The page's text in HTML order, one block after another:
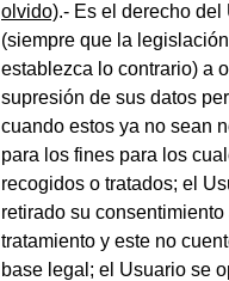
olvido).- Es el derecho del
(siempre que la
establezca lo contrario) a
supresión de sus datos
cuando estos ya no sean
para los fines para los
recogidos o tratados; el
retirado su consentimiento
tratamiento y este no
base legal; el Usuario se